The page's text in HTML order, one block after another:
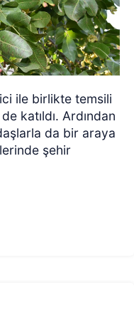
ile birlikte temsili
katıldı. Ardından
da bir araya
şehir